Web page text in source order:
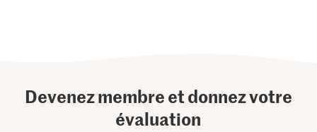
Devenez membre et donnez votre
évaluation